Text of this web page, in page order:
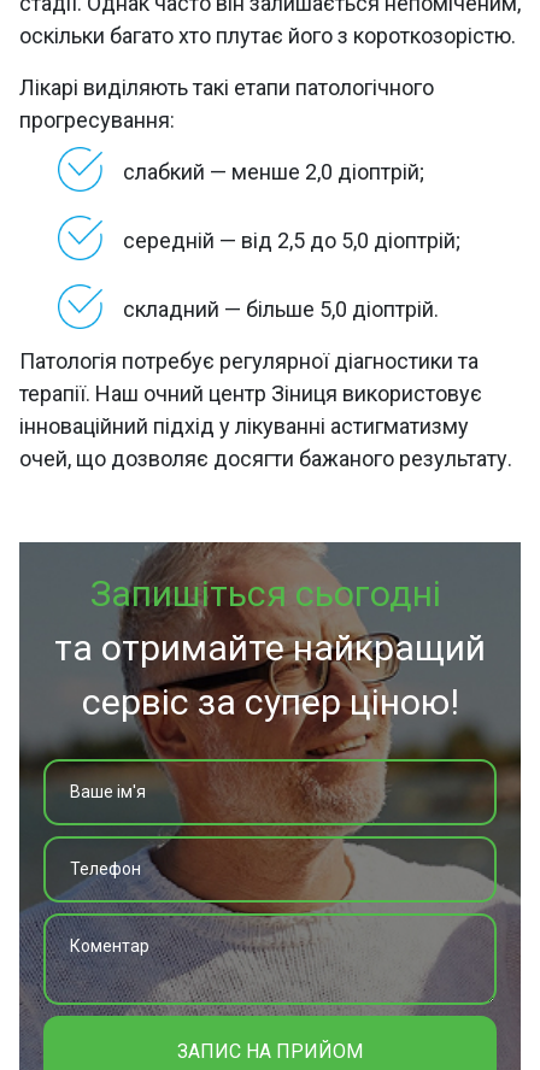
оскільки багато хто плутає його з короткозорістю.
Лікарі виділяють такі етапи патологічного
прогресування:
слабкий — менше 2,0 діоптрій;
середній — від 2,5 до 5,0 діоптрій;
складний — більше 5,0 діоптрій.
Патологія потребує регулярної діагностики та
терапії. Наш очний центр Зіниця використовує
інноваційний підхід у лікуванні астигматизму
очей, що дозволяє досягти бажаного результату.
Запишіться сьогодні
та отримайте найкращий
сервіс за супер ціною!
ЗАПИС НА ПРИЙОМ